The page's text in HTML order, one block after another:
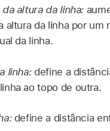
altura da linha:
altura da linha por um
da linha.
linha:define a
ao topo de outra.
define a distância